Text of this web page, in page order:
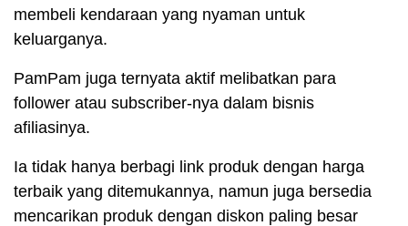
membeli kendaraan yang nyaman untuk
keluarganya.
PamPam juga ternyata aktif melibatkan para
follower atau subscriber-nya dalam bisnis
afiliasinya.
Ia tidak hanya berbagi link produk dengan harga
terbaik yang ditemukannya, namun juga bersedia
mencarikan produk dengan diskon paling besar